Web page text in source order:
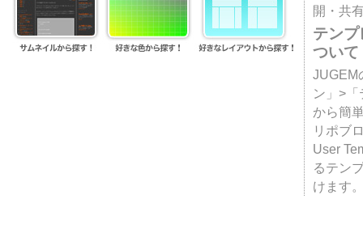
開・共
テン
ついて
JUGEM
ン」>
から簡
リポブ
User
るテン
けます